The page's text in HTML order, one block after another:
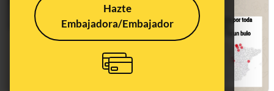
Hazte
Embajadora/Embajador